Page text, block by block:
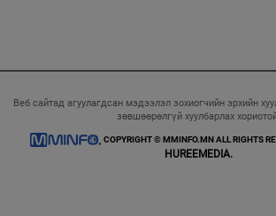
Веб сайтад агуулагдсан мэдээлэл зохиогчийн эрхийн
зөвшөөрөлгүй хуулбарлах
COPYRIGHT © MMINFO.MN ALL RIGHTS
HUREEMEDIA.